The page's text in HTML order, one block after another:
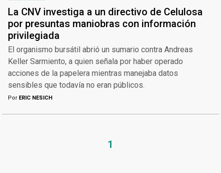
La CNV investiga a un directivo de Celulosa
por presuntas maniobras con información
privilegiada
El organismo bursátil abrió un sumario contra Andreas
Keller Sarmiento, a quien señala por haber operado
acciones de la papelera mientras manejaba datos
sensibles que todavía no eran públicos.
Por ERIC NESICH
1